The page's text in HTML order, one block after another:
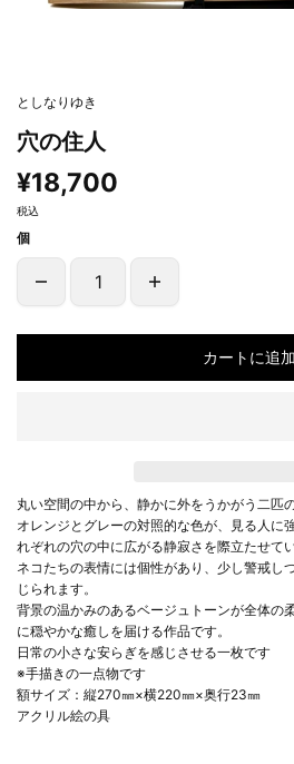
としなりゆき
穴の住人
¥18,700
税込
個
カートに追加
丸い空間の中から、静かに外をうかがう二匹
オレンジとグレーの対照的な色が、見る人に
れぞれの穴の中に広がる静寂さを際立たせてい
ネコたちの表情には個性があり、少し警戒し
じられます。
背景の温かみのあるベージュトーンが全体の
に穏やかな癒しを届ける作品です。
日常の小さな安らぎを感じさせる一枚です
※手描きの一点物です
額サイズ：縦270㎜×横220㎜×奥行23㎜
アクリル絵の具